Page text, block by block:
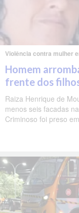
Violência contra mulher
Homem
frente dos
Raiza Henrique de
menos seis facadas
Criminoso foi preso